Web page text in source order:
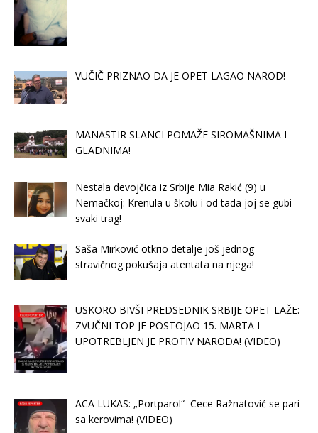
VUČIČ PRIZNAO DA JE OPET LAGAO NAROD!
MANASTIR SLANCI POMAŽE SIROMAŠNIMA I
GLADNIMA!
Nestala devojčica iz Srbije Mia Rakić (9) u
Nemačkoj: Krenula u školu i od tada joj se gubi
svaki trag!
Saša Mirković otkrio detalje još jednog
stravičnog pokušaja atentata na njega!
USKORO BIVŠI PREDSEDNIK SRBIJE OPET LAŽE:
ZVUČNI TOP JE POSTOJAO 15. MARTA I
UPOTREBLJEN JE PROTIV NARODA! (VIDEO)
ACA LUKAS: „Portparol“ Cece Ražnatović se pari
sa kerovima! (VIDEO)